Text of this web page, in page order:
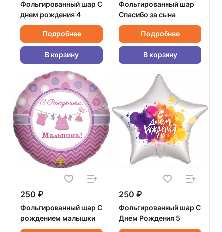
Фольгированный шар С
днем рождения 4
Подробнее
В корзину
Фольгированный шар
Спасибо за сына
Подробнее
В корзину
250 ₽
Фольгированный шар С
рождением малышки
250 ₽
Фольгированный шар С
Днем Рождения 5